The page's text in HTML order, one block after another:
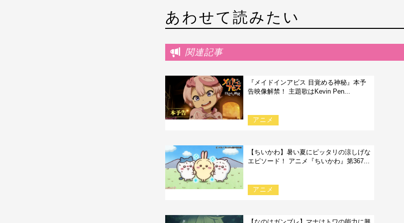
あわせて読みたい
関連記事
『メイドインアビス 目覚める神秘』本予
告映像解禁！ 主題歌はKevin Pen...
アニメ
【ちいかわ】暑い夏にピッタリの涼しげな
エピソード！ アニメ『ちいかわ』第367...
アニメ